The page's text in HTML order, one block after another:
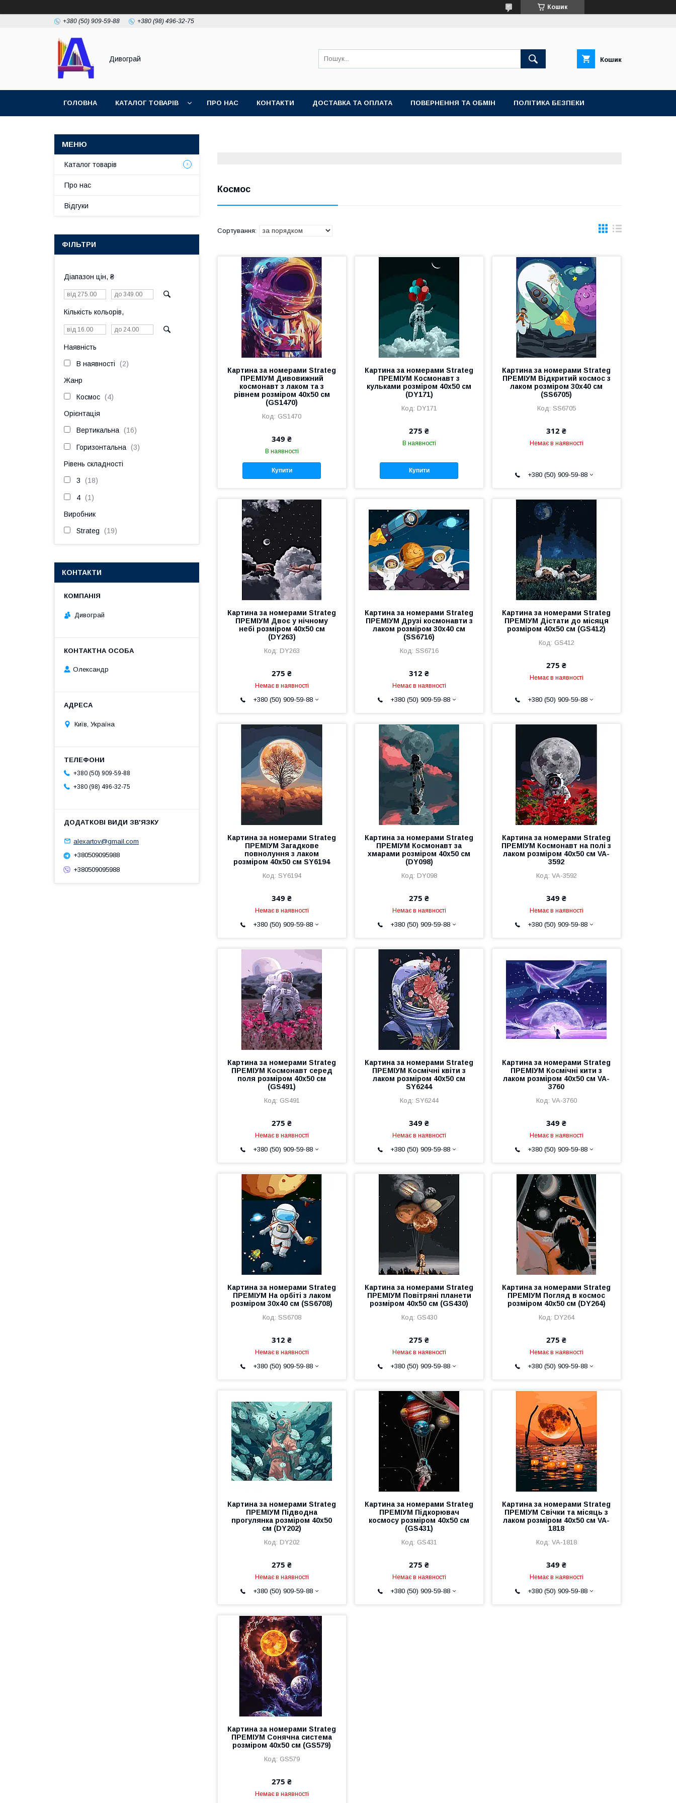
Кошик
+380 (50) 909-59-88 +380 (98) 496-32-75
Дивограй Кошик
ГОЛОВНА КАТАЛОГ ТОВАРІВ ПРО НАС КОНТАКТИ ДОСТАВКА ТА ОПЛАТА ПОВЕРНЕННЯ ТА ОБМІН ПОЛІТИКА БЕЗПЕКИ
Космос
Картина за номерами Strateg
ПРЕМІУМ Дивовижний
космонавт з лаком та з
рівнем розміром 40х50 см
(GS1470)
GS1470
349 ₴
В наявності
Купити
Картина за номерами Strateg
ПРЕМІУМ Космонавт з
кульками розміром 40х50 см
(DY171)
DY171
275 ₴
В наявності
Купити
Картина за номерами Strateg
ПРЕМІУМ Відкритий космос з
лаком розміром 30х40 см
(SS6705)
SS6705
312 ₴
Немає в наявності
+380 (50) 909-59-88
Картина за номерами Strateg
ПРЕМІУМ Двоє у нічному
небі розміром 40х50 см
(DY263)
DY263
275 ₴
Немає в наявності
+380 (50) 909-59-88
Картина за номерами Strateg
ПРЕМІУМ Друзі космонавти з
лаком розміром 30х40 см
(SS6716)
SS6716
312 ₴
Немає в наявності
+380 (50) 909-59-88
Картина за номерами Strateg
ПРЕМІУМ Дістати до місяця
розміром 40х50 см (GS412)
GS412
275 ₴
Немає в наявності
+380 (50) 909-59-88
Картина за номерами Strateg
ПРЕМІУМ Загадкове
повнолуння з лаком
розміром 40х50 см SY6194
SY6194
349 ₴
Немає в наявності
+380 (50) 909-59-88
Картина за номерами Strateg
ПРЕМІУМ Космонавт за
хмарами розміром 40х50 см
(DY098)
DY098
275 ₴
Немає в наявності
+380 (50) 909-59-88
Картина за номерами Strateg
ПРЕМІУМ Космонавт на полі з
лаком розміром 40х50 см VA-
3592
VA-3592
349 ₴
Немає в наявності
+380 (50) 909-59-88
Картина за номерами Strateg
ПРЕМІУМ Космонавт серед
поля розміром 40х50 см
(GS491)
GS491
275 ₴
Немає в наявності
+380 (50) 909-59-88
Картина за номерами Strateg
ПРЕМІУМ Космічні квіти з
лаком розміром 40х50 см
SY6244
SY6244
349 ₴
Немає в наявності
+380 (50) 909-59-88
Картина за номерами Strateg
ПРЕМІУМ Космічні кити з
лаком розміром 40х50 см VA-
3760
VA-3760
349 ₴
Немає в наявності
+380 (50) 909-59-88
Картина за номерами Strateg
ПРЕМІУМ На орбіті з лаком
розміром 30х40 см (SS6708)
SS6708
312 ₴
Немає в наявності
+380 (50) 909-59-88
Картина за номерами Strateg
ПРЕМІУМ Повітряні планети
розміром 40х50 см (GS430)
GS430
275 ₴
Немає в наявності
+380 (50) 909-59-88
Картина за номерами Strateg
ПРЕМІУМ Погляд в космос
розміром 40х50 см (DY264)
DY264
275 ₴
Немає в наявності
+380 (50) 909-59-88
Картина за номерами Strateg
ПРЕМІУМ Підводна
прогулянка розміром 40х50
см (DY202)
DY202
275 ₴
Немає в наявності
+380 (50) 909-59-88
Картина за номерами Strateg
ПРЕМІУМ Підкорювач
космосу розміром 40х50 см
(GS431)
GS431
275 ₴
Немає в наявності
+380 (50) 909-59-88
Картина за номерами Strateg
ПРЕМІУМ Свічки та місяць з
лаком розміром 40х50 см VA-
1818
VA-1818
349 ₴
Немає в наявності
+380 (50) 909-59-88
Картина за номерами Strateg
ПРЕМІУМ Сонячна система
розміром 40х50 см (GS579)
GS579
275 ₴
Немає в наявності
Каталог товарів
Про нас
Відгуки
ФІЛЬТРИ
Діапазон цін, ₴
Кількість кольорів,
Наявність
В наявності 2
Жанр
Космос 4
Орієнтація
Вертикальна 16
Горизонтальна 3
Рівень складності
3 18
4 1
Виробник
Strateg 19
КОНТАКТИ
Дивограй
Олександр
Київ, Україна
+380 (50) 909-59-88
+380 (98) 496-32-75
alexartov@gmail.com
+380509095988
+380509095988